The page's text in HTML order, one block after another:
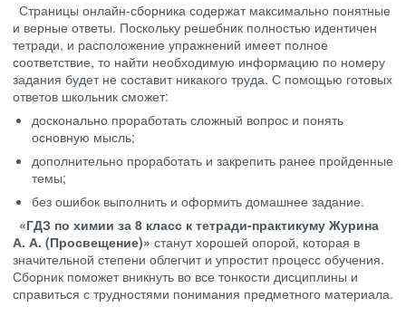
Страницы онлайн-сборника содержат максимально понятные
и верные ответы. Поскольку решебник полностью идентичен
тетради, и расположение упражнений имеет полное
соответствие, то найти необходимую информацию по номеру
задания будет не составит никакого труда. С помощью готовых
ответов школьник сможет:
досконально проработать сложный вопрос и понять
основную мысль;
дополнительно проработать и закрепить ранее пройденные
темы;
без ошибок выполнить и оформить домашнее задание.
«ГДЗ по химии за 8 класс к тетради-практикуму Журина
А. А. (Просвещение)» станут хорошей опорой, которая в
значительной степени облегчит и упростит процесс обучения.
Сборник поможет вникнуть во все тонкости дисциплины и
справиться с трудностями понимания предметного материала.